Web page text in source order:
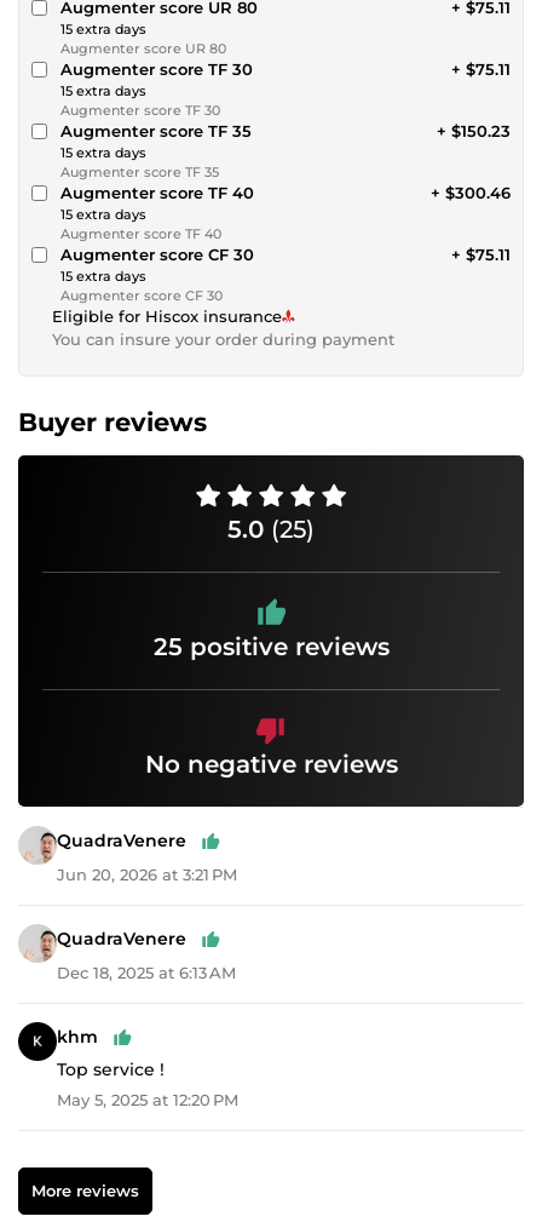
Augmenter score UR 80
15 extra days
Augmenter score UR 80
+ $75.11
Augmenter score TF 30
15 extra days
Augmenter score TF 30
+ $75.11
Augmenter score TF 35
15 extra days
Augmenter score TF 35
+ $150.23
Augmenter score TF 40
15 extra days
Augmenter score TF 40
+ $300.46
Augmenter score CF 30
15 extra days
Augmenter score CF 30
+ $75.11
Eligible for Hiscox insurance
You can insure your order during payment
Buyer reviews
5.0 (25)
25 positive reviews
No negative reviews
QuadraVenere
Jun 20, 2026 at 3:21 PM
QuadraVenere
Dec 18, 2025 at 6:13 AM
khm
Top service !
May 5, 2025 at 12:20 PM
More reviews